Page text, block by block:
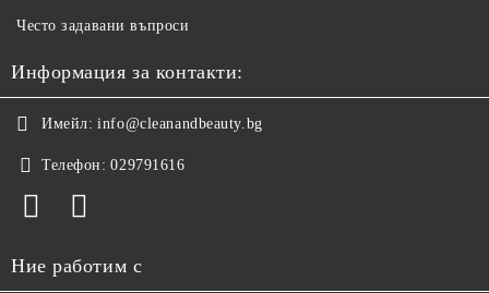
Често задавани въпроси
Информация за контакти:
Имейл: info@cleanandbeauty.bg
Телефон: 029791616
Ние работим с